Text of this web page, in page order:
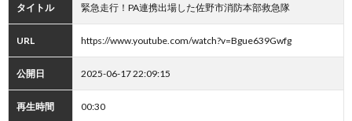
タイトル 緊急走行！PA連携出場した佐野市消防本部救急隊
URL https://www.youtube.com/watch?v=Bgue639Gwfg
公開日 2025-06-17 22:09:15
再生時間 00:30